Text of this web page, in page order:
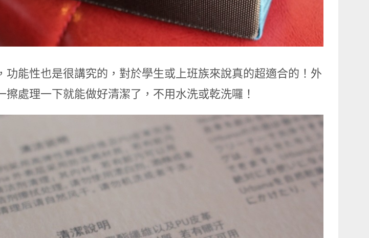
功能性也是很講究的，對於學生或上班族來說真的超適合的！外
處理一下就能做好清潔了，不用水洗或乾洗囉！